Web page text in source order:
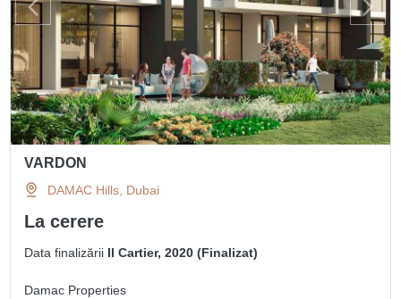
VARDON
DAMAC Hills, Dubai
La cerere
Data finalizării II Cartier, 2020 (Finalizat)
Damac Properties